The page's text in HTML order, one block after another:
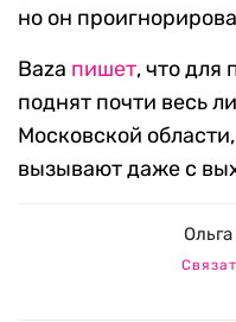
но он
Baza пишет, что для
поднят почти весь
Московской
вызывают даже с